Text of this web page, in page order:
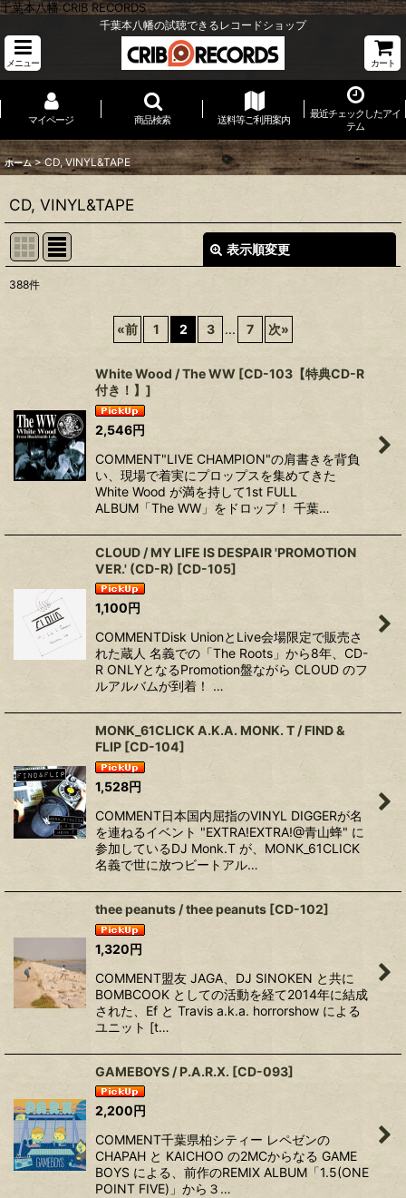
千葉本八幡 CRIB RECORDS
千葉本八幡の試聴できるレコードショップ
メニュー カート
マイページ 商品検索 送料等ご利用案内
最近チェックしたアイ
テム
ホーム > CD, VINYL&TAPE
CD, VINYL&TAPE
表示順変更
絞り込む
388件
«前 1 2 3 ... 7 次»
White Wood / The WW [CD-103【特典CD-R
付き！】 ]
2,546円
COMMENT"LIVE CHAMPION"の肩書きを背負
い、現場で着実にプロップスを集めてきた
White Wood が満を持して1st FULL
ALBUM「The WW」をドロップ！ 千葉…
CLOUD / MY LIFE IS DESPAIR 'PROMOTION
VER.' (CD-R) [CD-105]
1,100円
COMMENTDisk UnionとLive会場限定で販売さ
れた蔵人 名義での「The Roots」から8年、CD-
R ONLYとなるPromotion盤ながら CLOUD のフ
ルアルバムが到着！ …
MONK_61CLICK A.K.A. MONK. T / FIND &
FLIP [CD-104]
1,528円
COMMENT日本国内屈指のVINYL DIGGERが名
を連ねるイベント "EXTRA!EXTRA!@青山蜂" に
参加しているDJ Monk.T が、MONK_61CLICK
名義で世に放つビートアル…
thee peanuts / thee peanuts [CD-102]
1,320円
COMMENT盟友 JAGA、DJ SINOKEN と共に
BOMBCOOK としての活動を経て2014年に結成
された、Ef と Travis a.k.a. horrorshow による
ユニット [t…
GAMEBOYS / P.A.R.X. [CD-093]
2,200円
COMMENT千葉県柏シティー レペゼンの
CHAPAH と KAICHOO の2MCからなる GAME
BOYS による、前作のREMIX ALBUM「1.5(ONE
POINT FIVE)」から３…